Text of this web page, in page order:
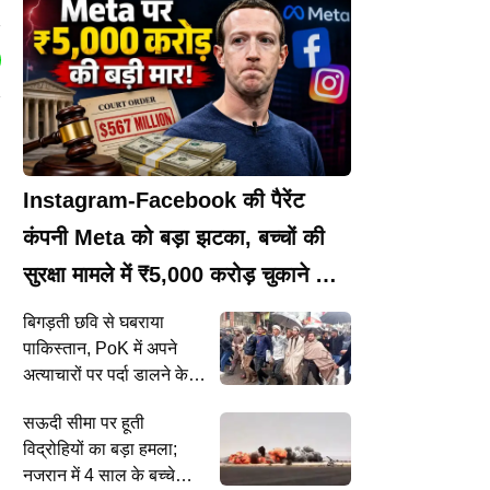
Instagram-Facebook की पैरेंट
कंपनी Meta को बड़ा झटका, बच्चों की
सुरक्षा मामले में ₹5,000 करोड़ चुकाने का
आदेश
बिगड़ती छवि से घबराया
पाकिस्तान, PoK में अपने
अत्याचारों पर पर्दा डालने के
किया अपना नेटवर्क
सऊदी सीमा पर हूती
विद्रोहियों का बड़ा हमला;
नजरान में 4 साल के बच्चे